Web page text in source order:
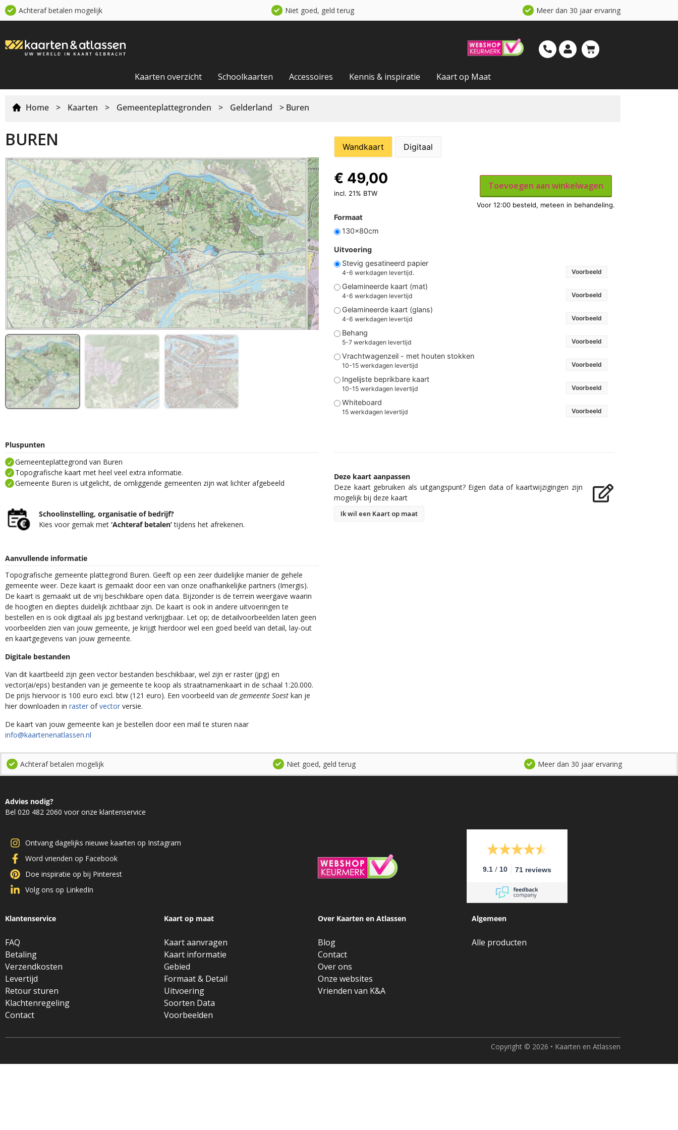
Achteraf betalen mogelijk Niet goed, geld terug Meer dan 30 jaar ervaring
Kaarten overzicht Schoolkaarten Accessoires Kennis & inspiratie Kaart op Maat
Home > Kaarten > Gemeenteplattegronden > Gelderland > Buren
BUREN
Pluspunten
Gemeenteplattegrond van Buren
Topografische kaart met heel veel extra informatie.
Gemeente Buren is uitgelicht, de omliggende gemeenten zijn wat lichter afgebeeld
Schoolinstelling, organisatie of bedrijf?
Kies voor gemak met‘Achteraf betalen’tijdens het afrekenen.
Aanvullende informatie
Topografische gemeente plattegrond Buren. Geeft op een zeer duidelijke manier de gehele
gemeente weer. Deze kaart is gemaakt door een van onze onafhankelijke partners (Imergis).
De kaart is gemaakt uit de vrij beschikbare open data. Bijzonder is de terrein weergave waarin
de hoogten en dieptes duidelijk zichtbaar zijn. De kaart is ook in andere uitvoeringen te
bestellen en is ook digitaal als jpg bestand verkrijgbaar. Let op; de detailvoorbeelden laten geen
voorbeelden zien van jouw gemeente, je krijgt hierdoor wel een goed beeld van detail, lay-out
en kaartgegevens van jouw gemeente.
Digitale bestanden
Van dit kaartbeeld zijn geen vector bestanden beschikbaar, wel zijn er raster (jpg) en
vector(ai/eps) bestanden van je gemeente te koop als straatnamenkaart in de schaal 1:20.000.
De prijs hiervoor is 100 euro excl. btw (121 euro). Een voorbeeld van de gemeente Soest kan je
hier downloaden in raster ofvector versie.
De kaart van jouw gemeente kan je bestellen door een mail te sturen naar
info@kaartenenatlassen.nl
Wandkaart Digitaal
Formaat
130x80cm
Uitvoering
Stevig gesatineerd papier
4-6 werkdagen levertijd. Voorbeeld
Gelamineerde kaart (mat)
4-6 werkdagen levertijd Voorbeeld
Gelamineerde kaart (glans)
4-6 werkdagen levertijd Voorbeeld
Behang
5-7 werkdagen levertijd Voorbeeld
Vrachtwagenzeil - met houten stokken
10-15 werkdagen levertijd Voorbeeld
Ingelijste beprikbare kaart
10-15 werkdagen levertijd Voorbeeld
Whiteboard
15 werkdagen levertijd Voorbeeld
€ 49,00
incl. 21% BTW
Toevoegen aan winkelwagen
Deze kaart aanpassen
Deze kaart gebruiken als uitgangspunt? Eigen data of kaartwijzigingen zijn
mogelijk bij deze kaart
Ik wil een Kaart op maat
Achteraf betalen mogelijk Niet goed, geld terug Meer dan 30 jaar ervaring
Advies nodig?
Bel 020 482 2060 voor onze klantenservice
Ontvang dagelijks nieuwe kaarten op Instagram
Word vrienden op Facebook
Doe inspiratie op bij Pinterest
Volg ons op LinkedIn
9.1 / 10 71 reviews
Klantenservice
FAQ
Betaling
Verzendkosten
Levertijd
Retour sturen
Klachtenregeling
Contact
Kaart op maat
Kaart aanvragen
Kaart informatie
Gebied
Formaat & Detail
Uitvoering
Soorten Data
Voorbeelden
Over Kaarten en Atlassen
Blog
Contact
Over ons
Onze websites
Vrienden van K&A
Algemeen
Alle producten
Copyright © 2026 • Kaarten en Atlassen